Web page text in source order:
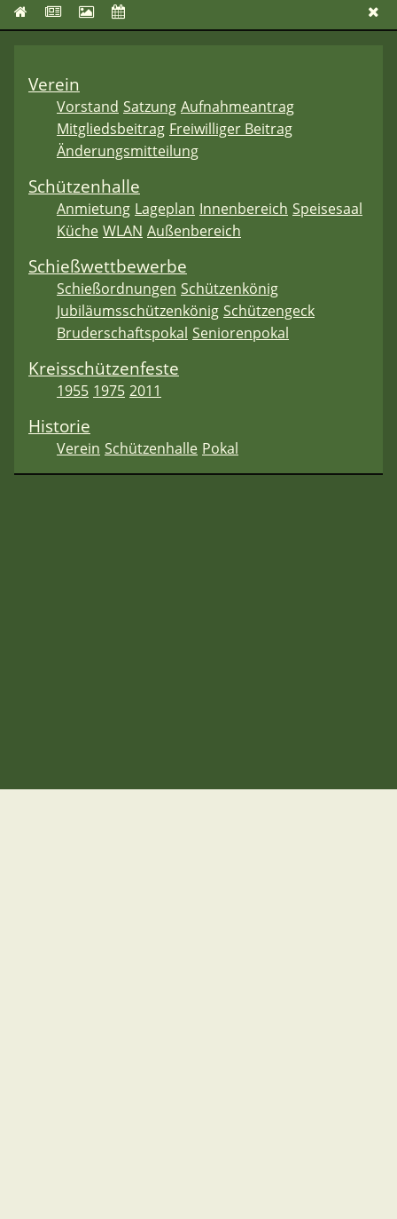
Verein
Vorstand Satzung Aufnahmeantrag
Mitgliedsbeitrag Freiwilliger Beitrag
Änderungsmitteilung
Schützenhalle
Anmietung Lageplan Innenbereich Speisesaal
Küche WLAN Außenbereich
Schießwettbewerbe
Schießordnungen Schützenkönig
Jubiläumsschützenkönig Schützengeck
Bruderschaftspokal Seniorenpokal
Kreisschützenfeste
1955 1975 2011
Historie
Verein Schützenhalle Pokal